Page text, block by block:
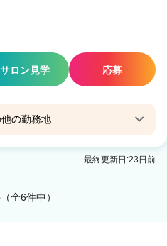
サロン見学 応募
の勤務地
最終更新日:23日前
全6件中）